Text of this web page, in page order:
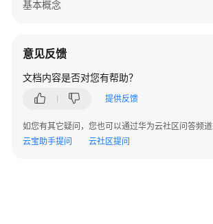
式
续
费
费
基本概念
意见反馈
文档内容是否对您有帮助？
提供反馈
如您有其它疑问，您也可以通过华为云社区问答频
云宝助手提问
云社区提问